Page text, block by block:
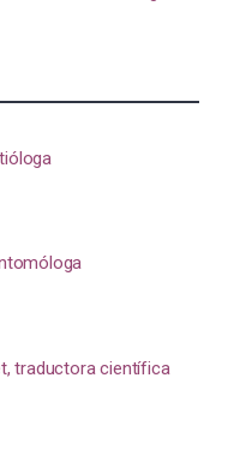
traductora científica